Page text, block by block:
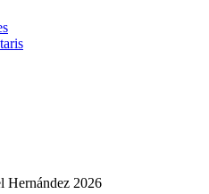
2026